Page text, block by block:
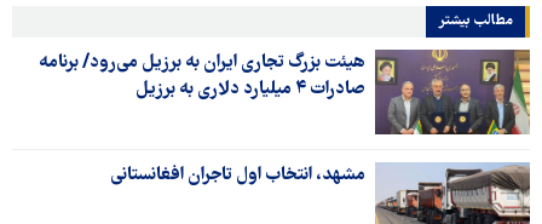
مطالب بیشتر
هیئت بزرگ تجاری ایران به برزیل می‌رود/ برنامه
صادرات ۴ میلیارد دلاری به برزیل
مشهد، انتخاب اول تاجران افغانستانی